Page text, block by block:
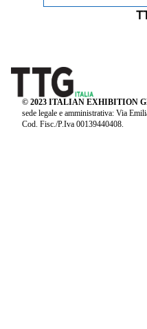
© 2023 ITALIAN EXHIBITION
sede legale e amministrativa: Via
Cod. Fisc./P.Iva 00139440408.